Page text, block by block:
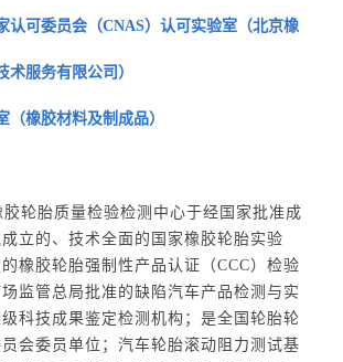
认可委员会（CNAS）认可实验室（北京橡
术服务有限公司）
（橡胶材料及制成品）
胶轮胎质量检验检测中心于经国家批准成
立的、技术全面的国家橡胶轮胎实验
橡胶轮胎强制性产品认证（CCC）检验
监管总局批准的缺陷汽车产品检测与实
科技成果鉴定检测机构；是全国轮胎轮
会委员单位；汽车轮胎滚动阻力测试基